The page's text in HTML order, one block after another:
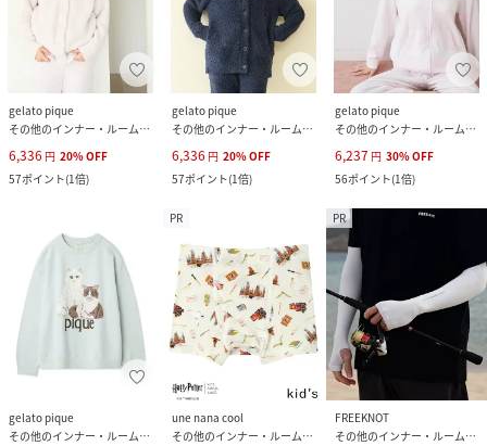
gelato pique
その他のインナー・ルームウェア
6,336 円 20%OFF
57ポイント(1倍)
gelato pique
その他のインナー・ルームウェア
6,336 円 20%OFF
57ポイント(1倍)
gelato pique
その他のインナー・ルームウェア
6,237 円 30%OFF
56ポイント(1倍)
gelato pique
その他のインナー・ルームウェア
PR
une nana cool
その他のインナー・ルームウェア
PR
FREEKNOT
その他のインナー・ルームウェア